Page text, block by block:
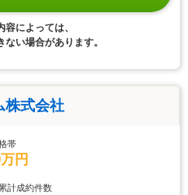
によっては、
い場合があります。
株式会社
帯
円
計成約件数